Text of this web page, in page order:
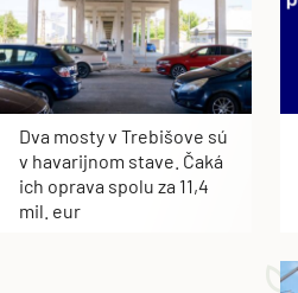
Dva mosty v Trebišove sú
v havarijnom stave. Čaká
ich oprava spolu za 11,4
mil. eur